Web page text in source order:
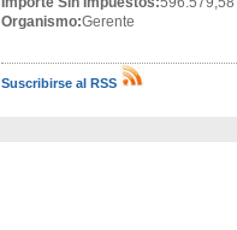
Organismo:Gerente
Suscribirse al RSS